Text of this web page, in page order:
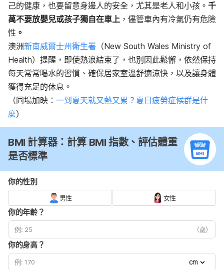
己的健康，也要留意身邊人的安全，尤其是老人和小孩。 千
萬不要放嬰兒或孩子獨自在車上 ，儘管車內有冷氣仍有危險
性 。
澳洲新南威爾士州衛生署 （New South Wales Ministry of
Health）提醒，即使熱浪結束了，也別因此鬆懈，依然保持
每天常常喝水的習慣、確保居家室溫舒適涼快，以及讓身體
獲得充足的休息。
（同場加映： 一到夏天就又熱又累？夏日疲勞症候群是什
麼）
BMI 計算器：計算 BMI 指數、評估體重
是否標準
你的性別
男性 女性
你的年齡？
（歲）
你的身高？
cm